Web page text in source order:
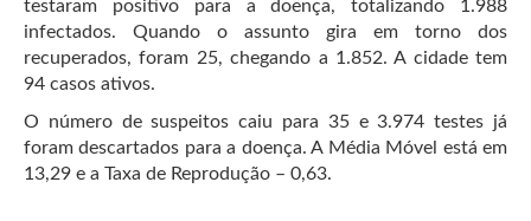
testaram positivo para a doença, totalizando 1.988
infectados. Quando o assunto gira em torno dos
recuperados, foram 25, chegando a 1.852. A cidade tem
94 casos ativos.
O número de suspeitos caiu para 35 e 3.974 testes já
foram descartados para a doença. A Média Móvel está em
13,29 e a Taxa de Reprodução – 0,63.